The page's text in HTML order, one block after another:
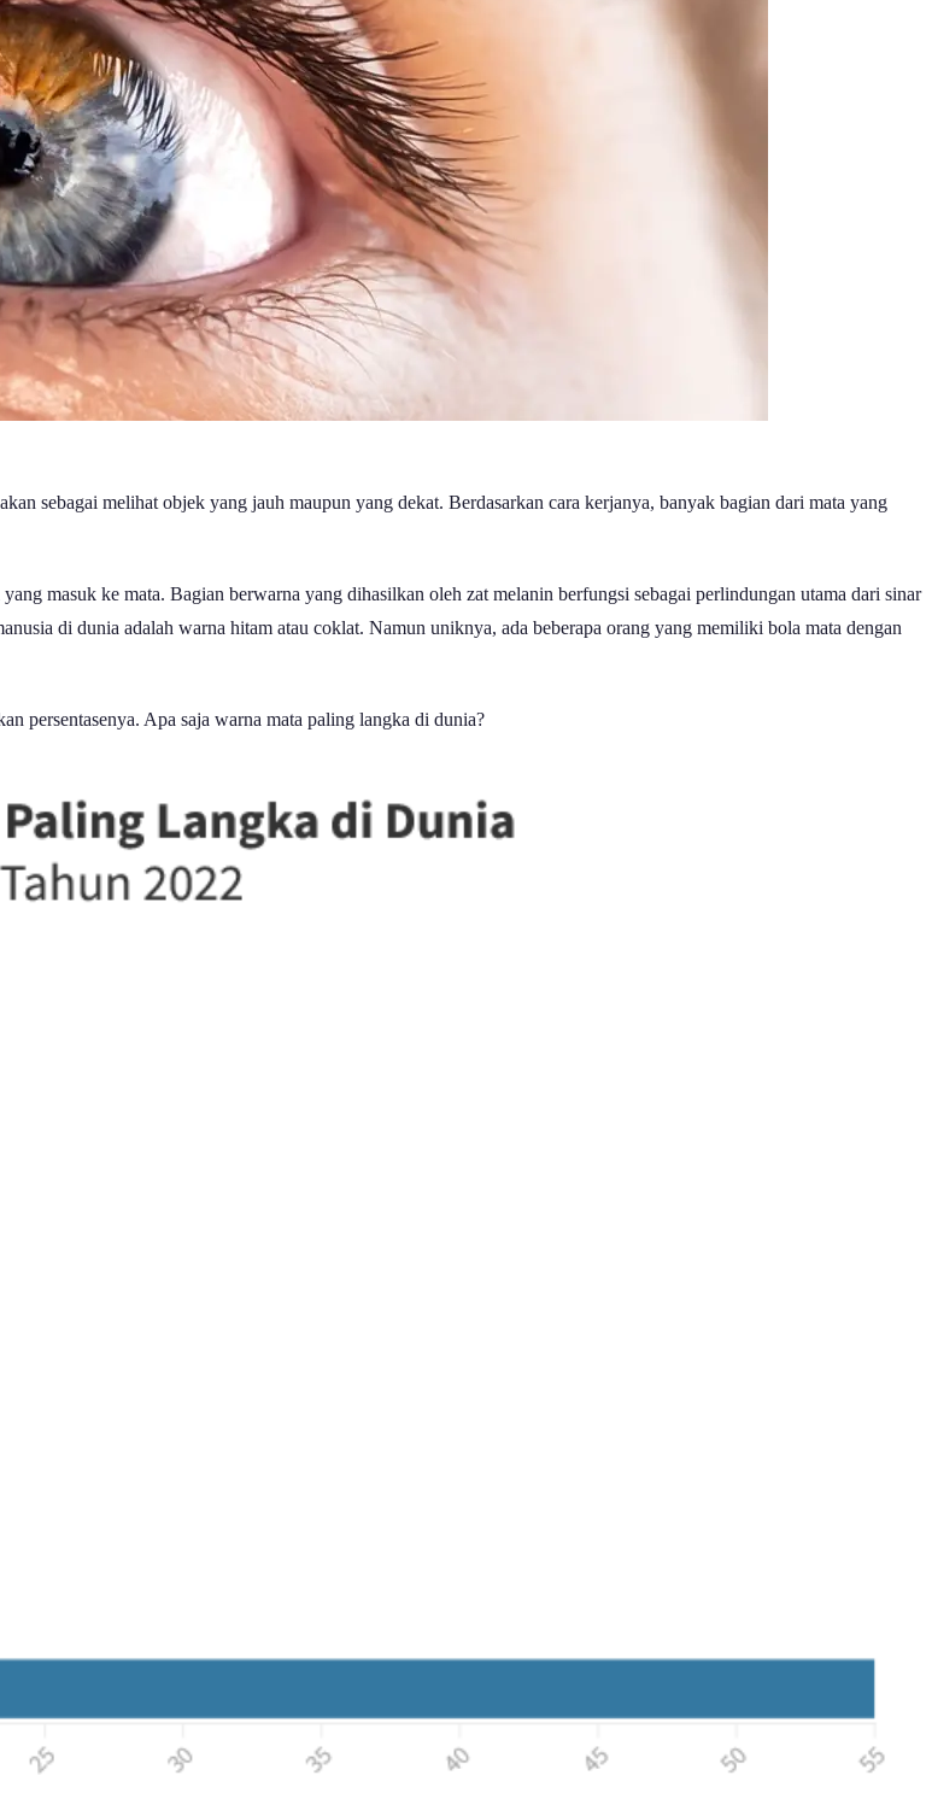
sebagai melihat objek yang jauh maupun yang dekat. Berdasarkan cara kerjanya, banyak bagian dari mata yang
masuk ke mata. Bagian berwarna yang dihasilkan oleh zat melanin berfungsi sebagai perlindungan utama dari sinar
di dunia adalah warna hitam atau coklat. Namun uniknya, ada beberapa orang yang memiliki bola mata dengan
persentasenya. Apa saja warna mata paling langka di dunia?